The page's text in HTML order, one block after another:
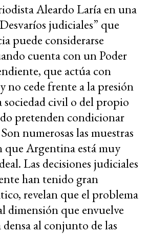
Aleardo Laría en una
judiciales” que
puede considerarse
cuenta con un Poder
que actúa con
no cede frente a la presión
sociedad civil o del propio
pretenden condicionar
numerosas las muestras
que Argentina está muy
Las decisiones judiciales
han tenido gran
revelan que el problema
dimensión que envuelve
al conjunto de las